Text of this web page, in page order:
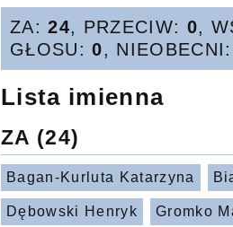
ZA:24, PRZECIW: 0,
GŁOSU:0,
Lista imienna
ZA (24)
Bagan-Kurluta Katarzyna
Dębowski Henryk Gromko